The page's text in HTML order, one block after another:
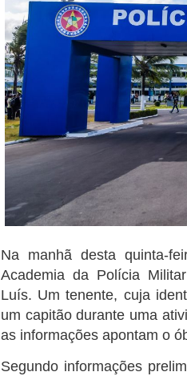
Na manhã desta quinta-
Academia da Polícia
Luís. Um tenente, cuja
um capitão durante uma
as informações apontam o
Segundo informações